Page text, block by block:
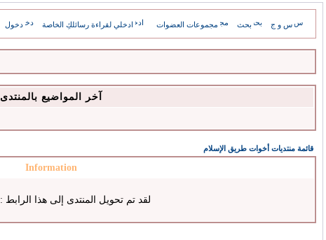
س و ج بحث مجموعات العضوات ادخلي لقراءة رسائلكِ الخاصة دخول
آخر المواضيع بالمنتدى
قائمة منتديات أخوات طريق الإسلام
Information
لقد تم تحويل المنتدى إلى هذا الرابط :